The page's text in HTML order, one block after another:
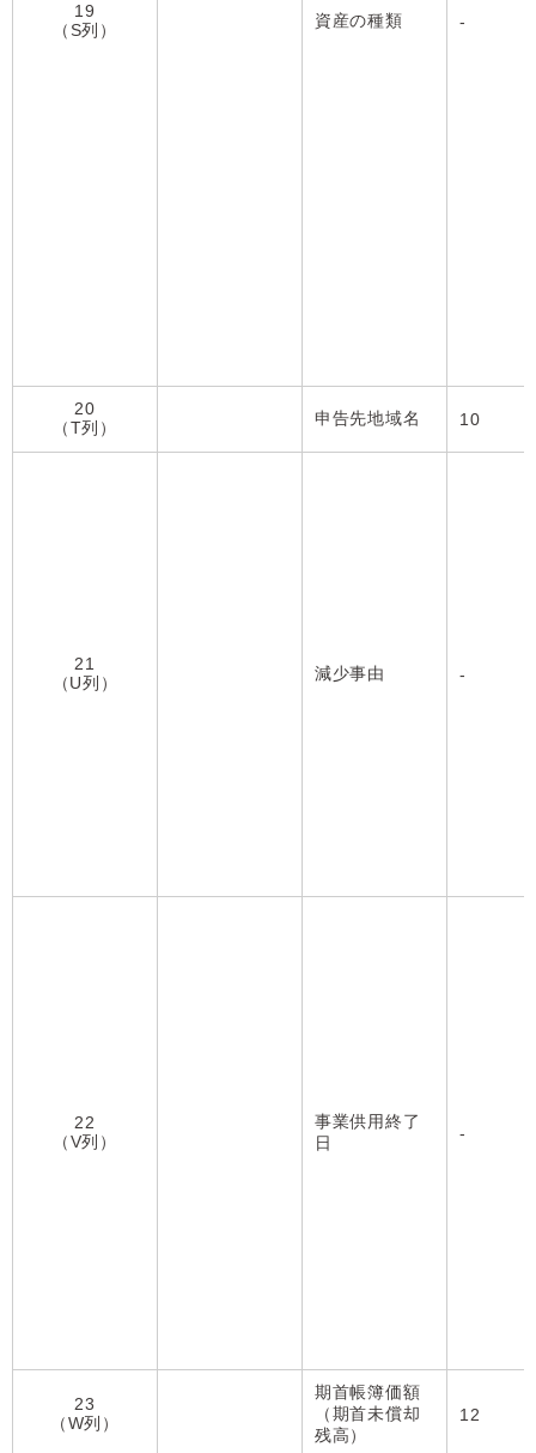
19
（S列）
資産の種類 -
20
（T列）
申告先地域名 10
21
（U列）
減少事由 -
22
（V列）
事業供用終了
日
-
23
（W列）
期首帳簿価額
（期首未償却
残高）
12